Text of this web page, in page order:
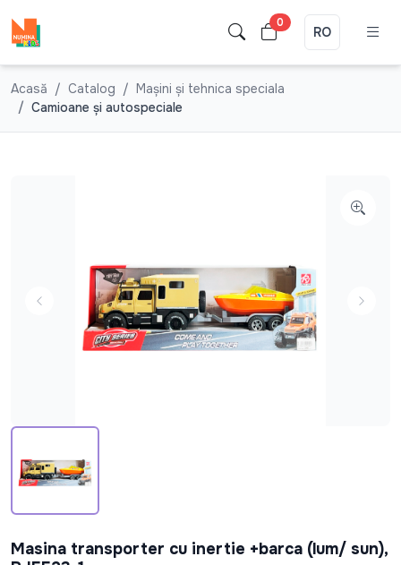
0
RO
Acasă Catalog
Mașini și tehnica speciala
Camioane şi autospeciale
Masina transporter cu inertie +barca (lum/ sun),